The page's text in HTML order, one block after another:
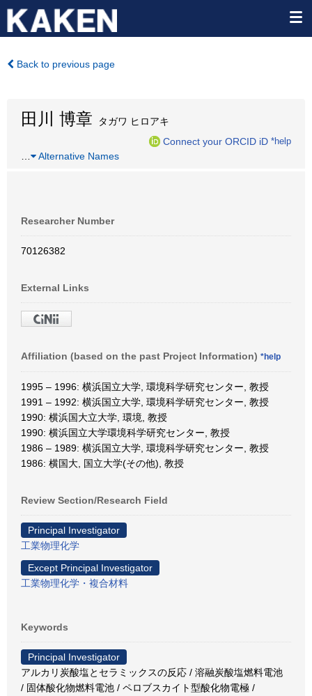
Back to previous page
田川 博章 タガワ ヒロアキ
Connect your ORCID iD *help
Alternative Names
Researcher Number
70126382
External Links
Affiliation (based on the past Project Information) *help
1995 – 1996: 横浜国立大学, 環境科学研究センター, 教授
1991 – 1992: 横浜国立大学, 環境科学研究センター, 教授
1990: 横浜国大立大学, 環境, 教授
1990: 横浜国立大学環境科学研究センター, 教授
1986 – 1989: 横浜国立大学, 環境科学研究センター, 教授
1986: 横国大, 国立大学(その他), 教授
Review Section/Research Field
Principal Investigator
工業物理化学
Except Principal Investigator
工業物理化学・複合材料
Keywords
Principal Investigator
アルカリ炭酸塩とセラミックスの反応 / 溶融炭酸塩燃料電池
/ 固体酸化物燃料電池 / ペロブスカイト型酸化物電極 /